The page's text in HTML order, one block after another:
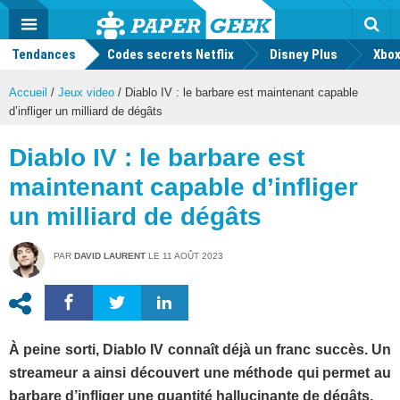
Actu
geek
MENU
Tendances Codes secrets Netflix Disney Plus
Accueil / Jeux video / Diablo IV : le barbare est maintenant capable
d’infliger un milliard de dégâts
Diablo IV : le barbare est
maintenant capable d’infliger
un milliard de dégâts
PAR DAVID LAURENT LE 11 AOÛT 2023
À peine sorti, Diablo IV connaît déjà un franc succès. Un
streameur a ainsi découvert une méthode qui permet au
barbare d’infliger une quantité hallucinante de dégâts.
Mode
FacebookTwitter Youtube